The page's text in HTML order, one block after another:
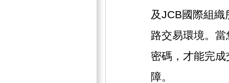
及JCB國際組
路交易環境。
密碼，才能完
障。